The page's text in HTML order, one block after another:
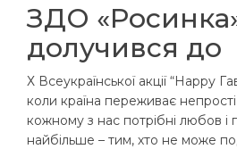
ЗДО
долучився до
Х Всеукраїнської акції “Нарру
коли країна переживає
кожному з нас потрібні любов і
найбільше – тим, хто не може